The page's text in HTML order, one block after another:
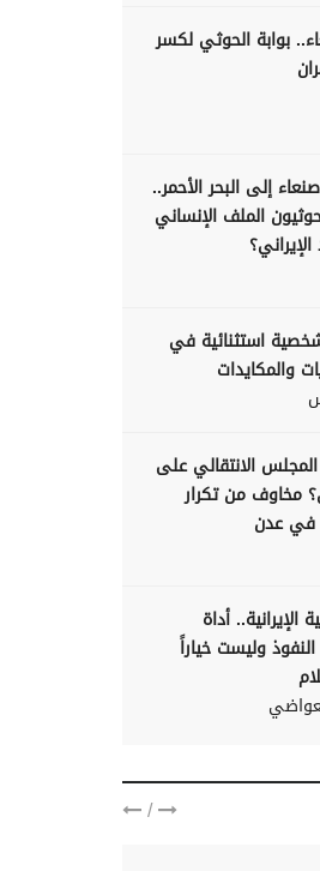
بوابة الحوثي لكسر
إلى البحر الأحمر..
الملف الإنساني
استثنائية في
والمكايدات
الانتقالي على
مخاوف من تكرار
في عدن
الإيرانية.. أداة
وليست خياراً
/